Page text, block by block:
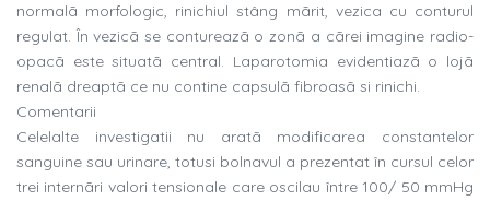
normalã morfologic, rinichiul stâng mãrit, vezica cu conturul
regulat. În vezicã se contureazã o zonã a cãrei imagine radio-
opacã este situatã central. Laparotomia evidentiazã o lojã
renalã dreaptã ce nu contine capsulã fibroasã si rinichi.
Comentarii
Celelalte investigatii nu aratã modificarea constantelor
sanguine sau urinare, totusi bolnavul a prezentat în cursul celor
trei internãri valori tensionale care oscilau între 100/ 50 mmHg